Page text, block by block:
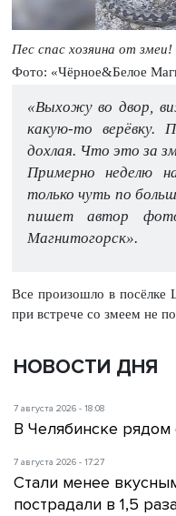
Пес спас хозяина от змеи!
Фото: «Чёрное&Белое
«Выхожу во двор,
какую-то
дохлая. Что это за
Примерно неделю
только чуть по
пишет автор
Магнитогорск».
Все произошло в посёлке
при встрече со змеем не
НОВОСТИ ДНЯ
7 августа 2026 - 18:08
В Челябинске рядом
7 августа 2026 - 17:27
Стали менее
пострадали в 1,5